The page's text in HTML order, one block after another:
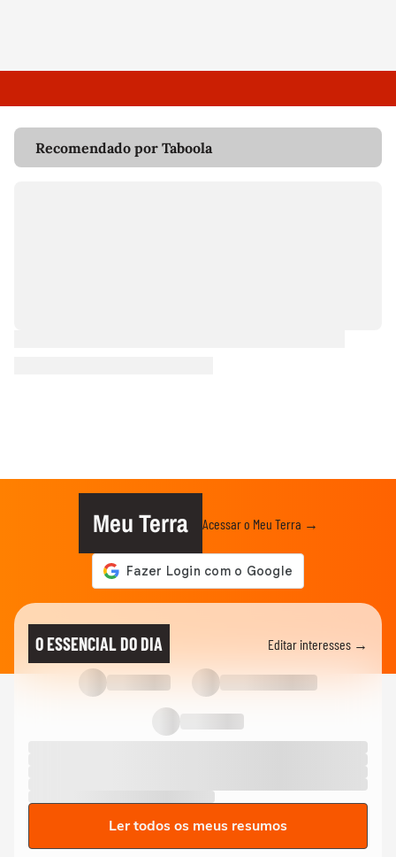
Recomendado por Taboola
Meu Terra Acessar o Meu Terra →
O ESSENCIAL DO DIA Editar interesses →
Ler todos os meus resumos